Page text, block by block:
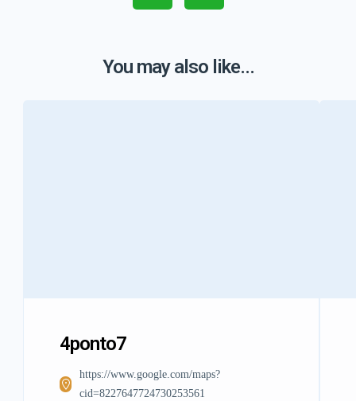
You may also like...
4ponto7
https://www.google.com/maps?
cid=8227647724730253561